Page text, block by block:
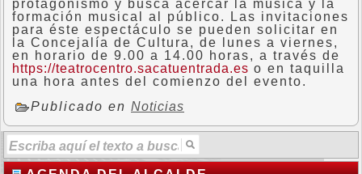
protagonismo y busca acercar la música y la
formación musical al público. Las invitaciones
para éste espectáculo se pueden solicitar en
la Concejalía de Cultura, de lunes a viernes,
en horario de 9.00 a 14.00 horas, a través de
https://teatrocentro.sacatuentrada.es o en taquilla
una hora antes del comienzo del evento.
Publicado en Noticias